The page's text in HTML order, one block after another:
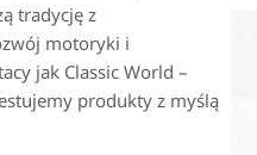
tradycję z
motoryki i
jak Classic World –
produkty z myślą